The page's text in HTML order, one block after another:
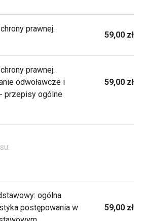
prawnej.
59,00 zł
prawnej.
odwoławcze i
przepisy ogólne
59,00 zł
ogólna
postępowania w
59,00 zł